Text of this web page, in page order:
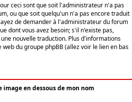
ceci sont que soit l'administrateur n'a pas
ou que soit quelqu'un n'a pas encore traduit
de demander à l'administrateur du forum
dont vous avez besoin; s'il n'existe pas,
nouvelle traduction. Plus d'informations
du groupe phpBB (allez voir le lien en bas
en dessous de mon nom